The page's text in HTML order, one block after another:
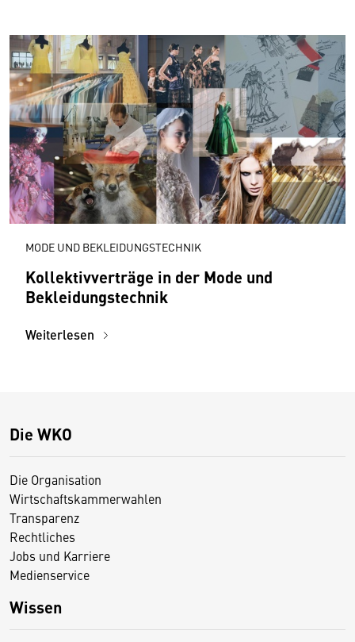
MODE UND BEKLEIDUNGSTECHNIK
Kollektivverträge in der Mode und
Bekleidungstechnik
Weiterlesen
Die WKO
Die Organisation
Wirtschaftskammerwahlen
Transparenz
Rechtliches
Jobs und Karriere
Medienservice
Wissen